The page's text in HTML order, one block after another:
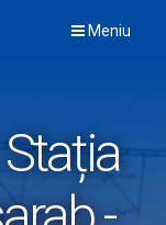
Meniu
Stația